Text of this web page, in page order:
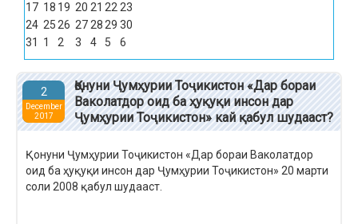
17 18 19 20 21 2223
24 2526 272829 30
31
1 2 3 4 5 6
2
December
2017
Қонуни Ҷумҳурии Тоҷикистон «Дар бораи
Ваколатдор оид ба ҳуқуқи инсон дар
Ҷумҳурии Тоҷикистон» кай қабул шудааст?
Қонуни Ҷумҳурии Тоҷикистон «Дар бораи Ваколатдор
оид ба ҳуқуқи инсон дар Ҷумҳурии Тоҷикистон» 20 марти
соли 2008 қабул шудааст.